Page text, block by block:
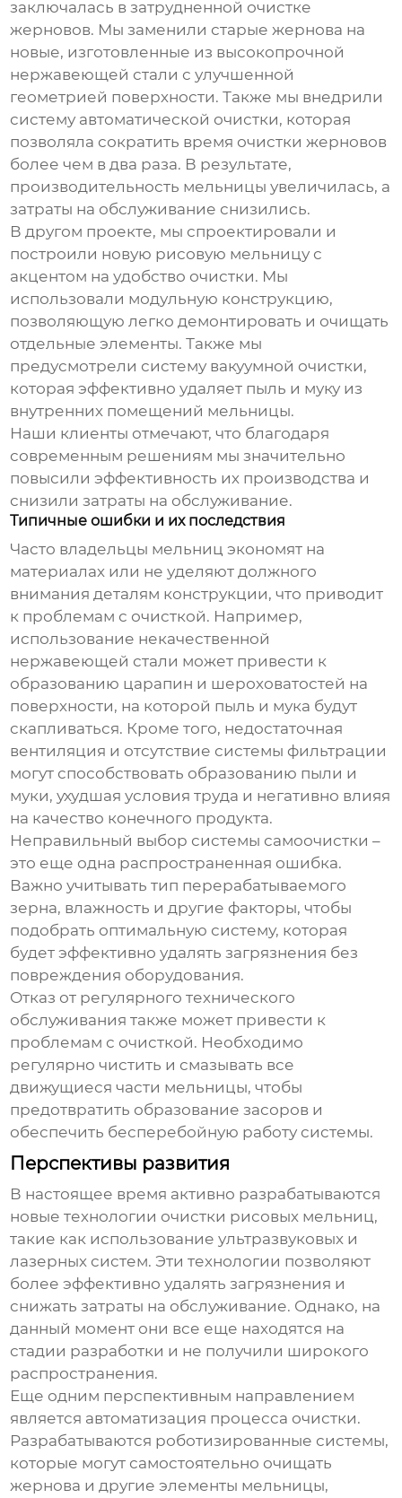
заключалась в затрудненной очистке
жерновов. Мы заменили старые жернова на
новые, изготовленные из высокопрочной
нержавеющей стали с улучшенной
геометрией поверхности. Также мы внедрили
систему автоматической очистки, которая
позволяла сократить время очистки жерновов
более чем в два раза. В результате,
производительность мельницы увеличилась, а
затраты на обслуживание снизились.
В другом проекте, мы спроектировали и
построили новую рисовую мельницу с
акцентом на удобство очистки. Мы
использовали модульную конструкцию,
позволяющую легко демонтировать и очищать
отдельные элементы. Также мы
предусмотрели систему вакуумной очистки,
которая эффективно удаляет пыль и муку из
внутренних помещений мельницы.
Наши клиенты отмечают, что благодаря
современным решениям мы значительно
повысили эффективность их производства и
снизили затраты на обслуживание.
Типичные ошибки и их последствия
Часто владельцы мельниц экономят на
материалах или не уделяют должного
внимания деталям конструкции, что приводит
к проблемам с очисткой. Например,
использование некачественной
нержавеющей стали может привести к
образованию царапин и шероховатостей на
поверхности, на которой пыль и мука будут
скапливаться. Кроме того, недостаточная
вентиляция и отсутствие системы фильтрации
могут способствовать образованию пыли и
муки, ухудшая условия труда и негативно влияя
на качество конечного продукта.
Неправильный выбор системы самоочистки –
это еще одна распространенная ошибка.
Важно учитывать тип перерабатываемого
зерна, влажность и другие факторы, чтобы
подобрать оптимальную систему, которая
будет эффективно удалять загрязнения без
повреждения оборудования.
Отказ от регулярного технического
обслуживания также может привести к
проблемам с очисткой. Необходимо
регулярно чистить и смазывать все
движущиеся части мельницы, чтобы
предотвратить образование засоров и
обеспечить бесперебойную работу системы.
Перспективы развития
В настоящее время активно разрабатываются
новые технологии очистки рисовых мельниц,
такие как использование ультразвуковых и
лазерных систем. Эти технологии позволяют
более эффективно удалять загрязнения и
снижать затраты на обслуживание. Однако, на
данный момент они все еще находятся на
стадии разработки и не получили широкого
распространения.
Еще одним перспективным направлением
является автоматизация процесса очистки.
Разрабатываются роботизированные системы,
которые могут самостоятельно очищать
жернова и другие элементы мельницы,